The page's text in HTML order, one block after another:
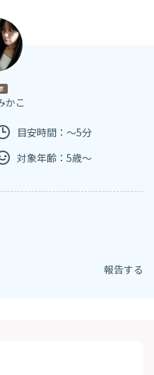
かこ
目安時間：～5分
対象年齢：5歳～
報告する